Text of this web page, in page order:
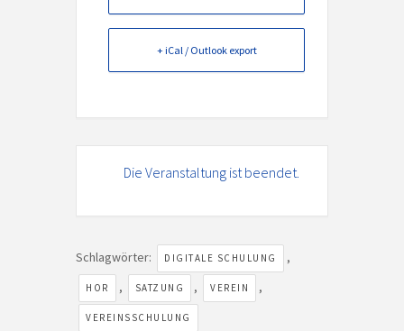
+ iCal / Outlook export
Die Veranstaltung ist beendet.
Schlagwörter: DIGITALE SCHULUNG ,
HOR , SATZUNG , VEREIN ,
VEREINSSCHULUNG